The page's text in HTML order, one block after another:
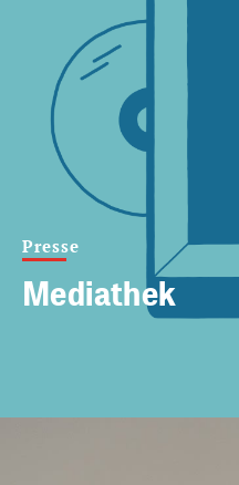
Presse
Mediathek